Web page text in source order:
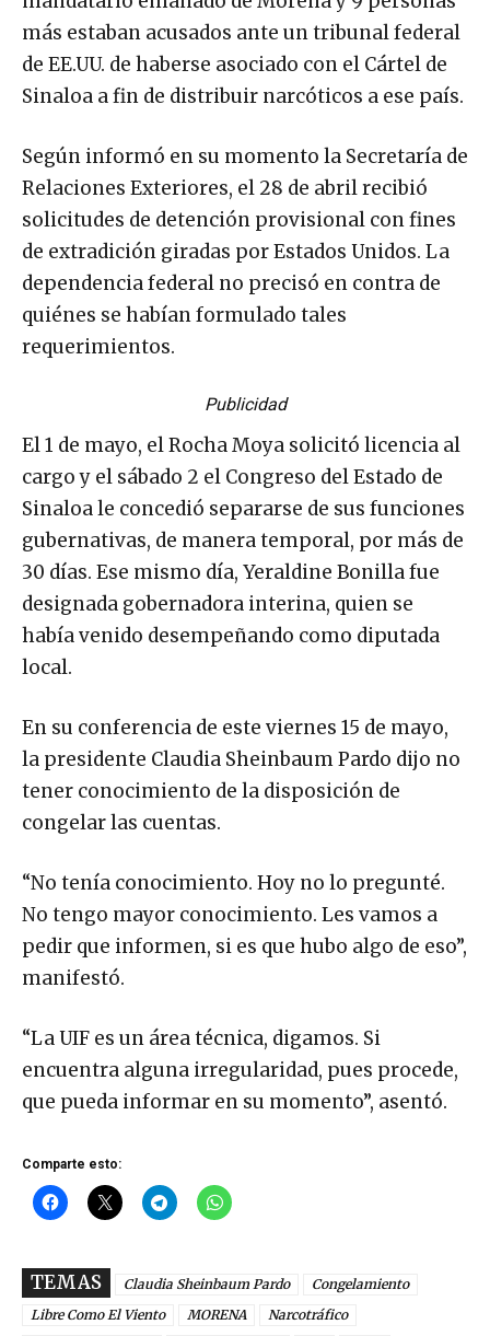
más estaban acusados ante un tribunal federal
de EE.UU. de haberse asociado con el Cártel de
Sinaloa a fin de distribuir narcóticos a ese país.
Según informó en su momento la Secretaría de
Relaciones Exteriores, el 28 de abril recibió
solicitudes de detención provisional con fines
de extradición giradas por Estados Unidos. La
dependencia federal no precisó en contra de
quiénes se habían formulado tales
requerimientos.
Publicidad
El 1 de mayo, el Rocha Moya solicitó licencia al
cargo y el sábado 2 el Congreso del Estado de
Sinaloa le concedió separarse de sus funciones
gubernativas, de manera temporal, por más de
30 días. Ese mismo día, Yeraldine Bonilla fue
designada gobernadora interina, quien se
había venido desempeñando como diputada
local.
En su conferencia de este viernes 15 de mayo,
la presidente Claudia Sheinbaum Pardo dijo no
tener conocimiento de la disposición de
congelar las cuentas.
“No tenía conocimiento. Hoy no lo pregunté.
No tengo mayor conocimiento. Les vamos a
pedir que informen, si es que hubo algo de eso”,
manifestó.
“La UIF es un área técnica, digamos. Si
encuentra alguna irregularidad, pues procede,
que pueda informar en su momento”, asentó.
Comparte esto:
TEMAS Claudia Sheinbaum Pardo
Congelamiento
Libre Como El Viento
MORENA
Narcotráfico